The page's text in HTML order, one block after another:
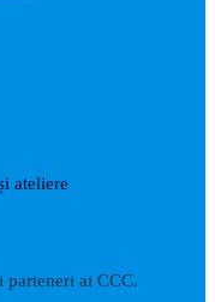
ateliere
parteneri ai CCC.